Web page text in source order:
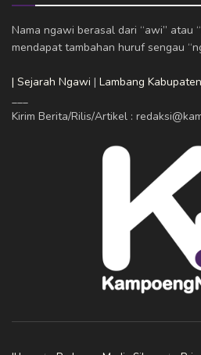
Nama ngawi berasal dari “awi” atau
mendapat tambahan huruf sengau
| Sejarah Ngawi | Lambang
Kirim Berita/Rilis/Artikel :